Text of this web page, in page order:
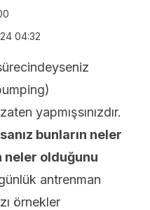
04:32
yapmışsınızdır.
bunların neler
neler olduğunu
antrenman
örnekler